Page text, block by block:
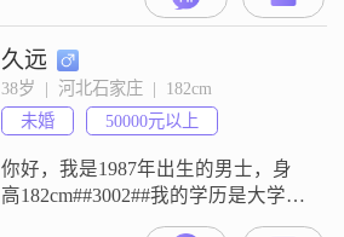
久远
38岁  |  河北石家庄  |  182cm
未婚
50000元以上
你好，我是1987年出生的男士，身
高182cm##3002##我的学历是大学本
科，目前的工作地在石家庄，月收